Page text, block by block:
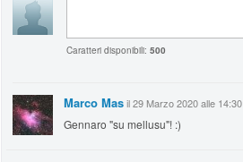
Caratteri disponibili:500
Marco Masil 29 Marzo 2020 alle 14:30
Gennaro "su mellusu"! :)